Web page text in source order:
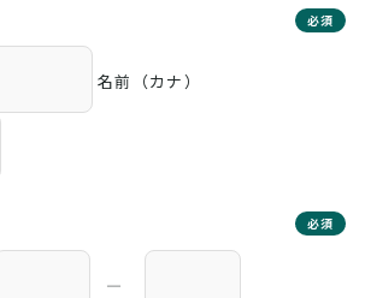
必須
名前（カナ）
必須
―